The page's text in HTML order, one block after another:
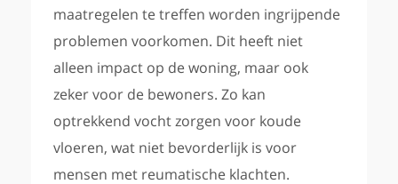
maatregelen te treffen worden ingrijpende
problemen voorkomen. Dit heeft niet
alleen impact op de woning, maar ook
zeker voor de bewoners. Zo kan
optrekkend vocht zorgen voor koude
vloeren, wat niet bevorderlijk is voor
mensen met reumatische klachten.